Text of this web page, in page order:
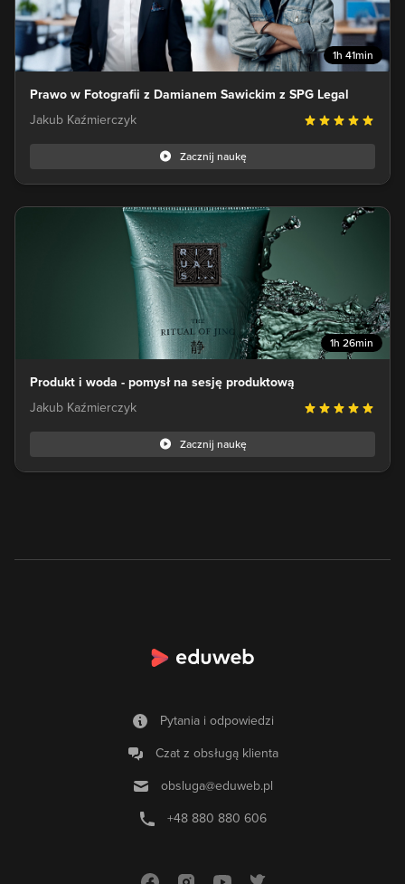
1h 41min
Prawo w Fotografii z Damianem Sawickim z SPG Legal
Jakub Kaźmierczyk
Zacznij naukę
1h 26min
Produkt i woda - pomysł na sesję produktową
Jakub Kaźmierczyk
Zacznij naukę
Pytania i odpowiedzi
Czat z obsługą klienta
obsluga@eduweb.pl
+48 880 880 606